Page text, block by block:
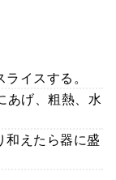
イスする。
あげ、粗熱、水
えたら器に盛